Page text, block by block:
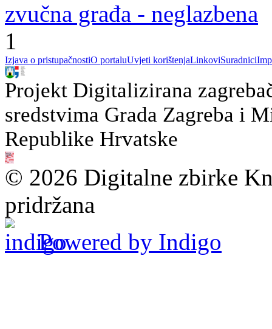
zvučna građa - neglazbena
1
Izjava o pristupačnostiO portaluUvjeti korištenjaLinkoviSuradnici
Projekt Digitalizirana
sredstvima Grada Zagreba i
Republike Hrvatske
© 2026 Digitalne zbirke
pridržana
Powered by Indigo